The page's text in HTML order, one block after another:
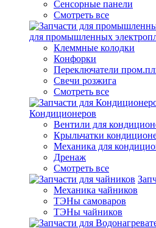
Сенсорные панели
Смотреть все
для промышленных
Клеммные колодки
Конфорки
Переключатели
Свечи розжига
Смотреть все
Кондиционеров
Вентили для
Крыльчатки
Механика для
Дренаж
Смотреть все
Механика чайников
ТЭНы самоваров
ТЭНы чайников